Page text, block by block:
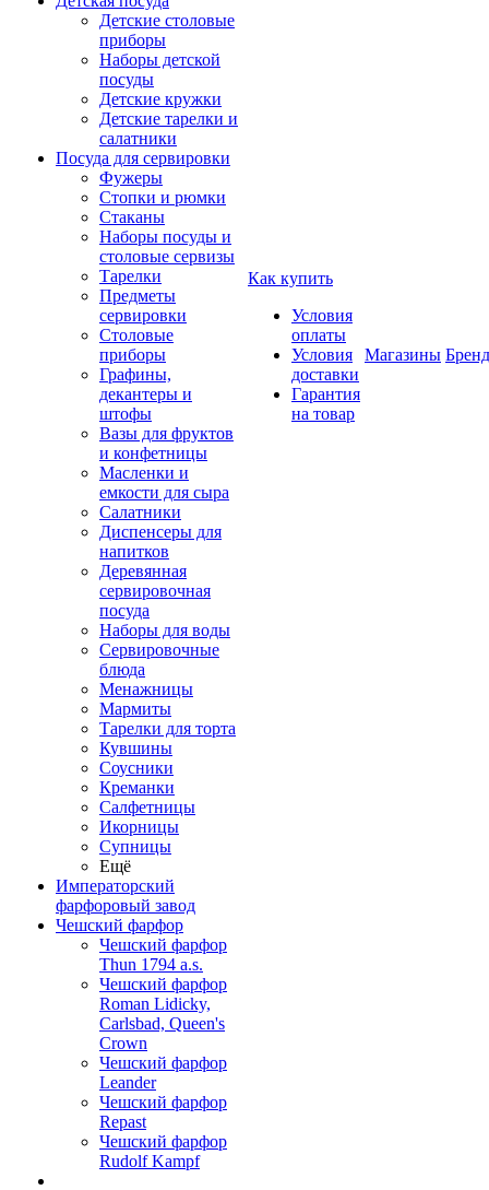
Детские столовые
приборы
Наборы детской
посуды
Детские кружки
Детские тарелки и
салатники
Посуда для сервировки
Фужеры
Стопки и рюмки
Стаканы
Наборы посуды и
столовые сервизы
Тарелки
Предметы
сервировки
Столовые
приборы
Графины,
декантеры и
штофы
Вазы для фруктов
и конфетницы
Масленки и
емкости для сыра
Салатники
Диспенсеры для
напитков
Деревянная
сервировочная
посуда
Наборы для воды
Сервировочные
блюда
Менажницы
Мармиты
Тарелки для торта
Кувшины
Соусники
Креманки
Салфетницы
Икорницы
Супницы
Ещё
Императорский
фарфоровый завод
Чешский фарфор
Чешский фарфор
Thun 1794 a.s.
Чешский фарфор
Roman Lidicky,
Carlsbad, Queen's
Crown
Чешский фарфор
Leander
Чешский фарфор
Repast
Чешский фарфор
Rudolf Kampf
Как купить
Условия
оплаты
Условия
доставки
Гарантия
на товар
Магазины